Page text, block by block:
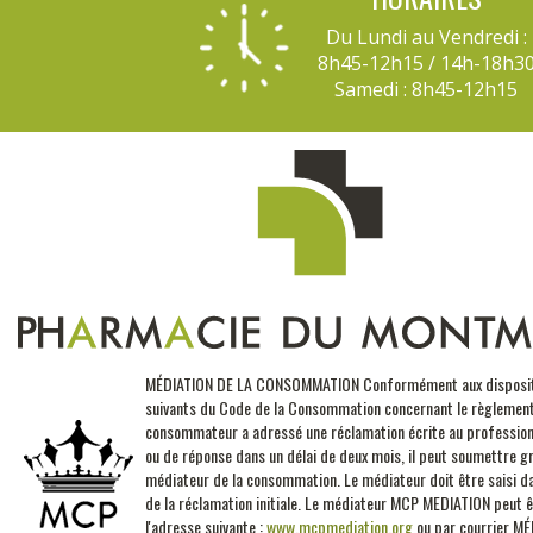
Du Lundi au Vendredi :
8h45-12h15 / 14h-18h30
Samedi : 8h45-12h15
MÉDIATION DE LA CONSOMMATION Conformément aux
suivants du Code de la Consommation concernant le
consommateur a adressé une réclamation écrite au
ou de réponse dans un délai de deux mois, il peut soumettre
médiateur de la consommation. Le médiateur doit être saisi
de la réclamation initiale. Le médiateur MCP MEDIATION
l'adresse suivante :www.mcpmediation.orgou par courrier